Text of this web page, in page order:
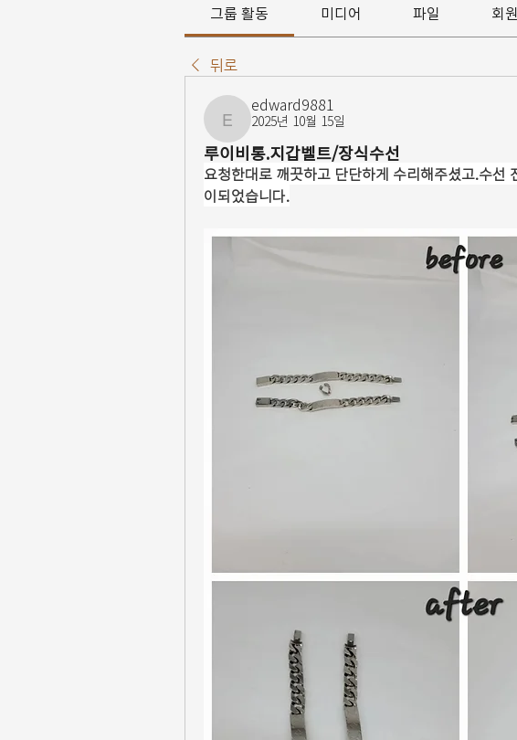
그룹 활동 미디어 파일 회원
뒤로
edward9881
edward9881
2025년 10월 15일
루이비통.지갑벨트/장식수선
요청한대로 깨끗하고 단단하게 수리해주셨고.수선
이되었습니다.